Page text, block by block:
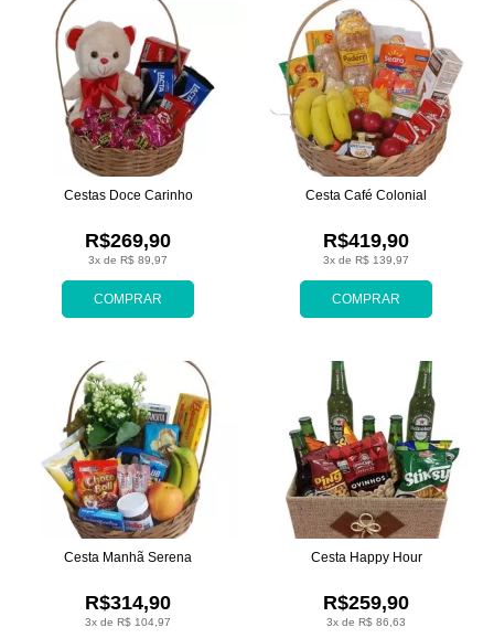
COMPRAR
3x de R$ 89,97
R$269,90
Cestas Doce Carinho
COMPRAR
3x de R$ 139,97
R$419,90
Cesta Café Colonial
3x de R$ 104,97
R$314,90
Cesta Manhã Serena
3x de R$ 86,63
R$259,90
Cesta Happy Hour